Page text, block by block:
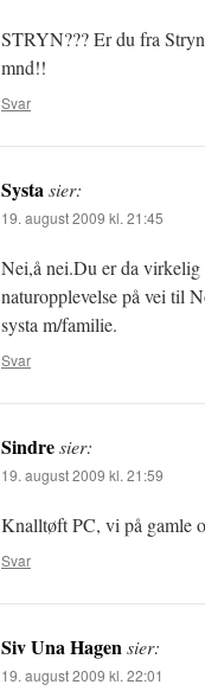
STRYN??? Er du fra
mnd!!
Svar
Systasier:
19. august 2009 kl. 21:45
Nei,å nei.Du er da virkelig
naturopplevelse på vei til
systa m/familie.
Svar
Sindresier:
19. august 2009 kl. 21:59
Knalltøft PC, vi på gamle
Svar
Siv Una Hagensier:
19. august 2009 kl. 22:01